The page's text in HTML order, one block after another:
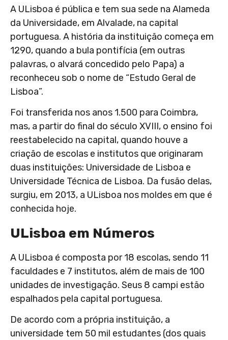
A ULisboa é pública e tem sua sede na Alameda
da Universidade, em Alvalade, na capital
portuguesa. A história da instituição começa em
1290, quando a bula pontifícia (em outras
palavras, o alvará concedido pelo Papa) a
reconheceu sob o nome de “Estudo Geral de
Lisboa”.
Foi transferida nos anos 1.500 para Coimbra,
mas, a partir do final do século XVIII, o ensino foi
reestabelecido na capital, quando houve a
criação de escolas e institutos que originaram
duas instituições: Universidade de Lisboa e
Universidade Técnica de Lisboa. Da fusão delas,
surgiu, em 2013, a ULisboa nos moldes em que é
conhecida hoje.
ULisboa em Números
A ULisboa é composta por 18 escolas, sendo 11
faculdades e 7 institutos, além de mais de 100
unidades de investigação. Seus 8 campi estão
espalhados pela capital portuguesa.
De acordo com a própria instituição, a
universidade tem 50 mil estudantes (dos quais